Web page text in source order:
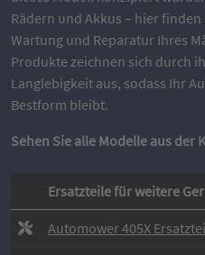
Rädern und Akkus – hier finden
Wartung und Reparatur Ihres
Produkte zeichnen sich durch
Langlebigkeit aus, sodass Ihr
Bestform bleibt.
Sehen Sie alle Modelle aus der
Ersatzteile für weitere
Automower 405X